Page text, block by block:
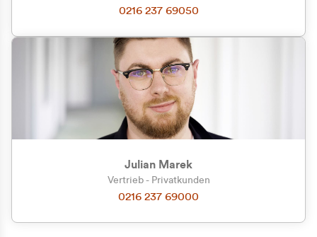
0216 237 69050
Julian Marek
Vertrieb - Privatkunden
0216 237 69000